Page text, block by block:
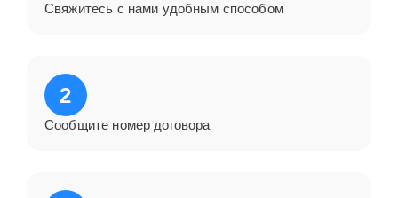
Свяжитесь с нами удобным способом
2
Сообщите номер договора